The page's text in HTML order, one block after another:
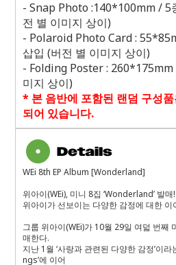
- Snap Photo :140*100mm / 5
전 별 이미지 상이)
- Polaroid Photo Card :
삽입 (버전 별 이미지 상이)
- Folding Poster : 260*175mm
미지 상이)
* 본 음반에 포함된 랜덤 구성
되어 있습니다.
WEi 8th EP Album [Wonderland]
위아이(WEi), 미니 8집 ‘Wonderland’ 발매!
위아이가 선보이는 다양한 감정에 대한 이
그룹 위아이(WEi)가10월 29일 여덟 번째
매한다.
지난1 월 ‘사랑과 관련된 다양한 감정’이라
ngs’에 이어